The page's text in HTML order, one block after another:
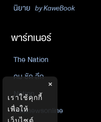
นิยาย by KaweBook
พาร์ทเนอร์
The Nation
คม ชัด ลึก
Nation
Thainewsonline
×
เราใช้คุกกี้
เพื่อให้